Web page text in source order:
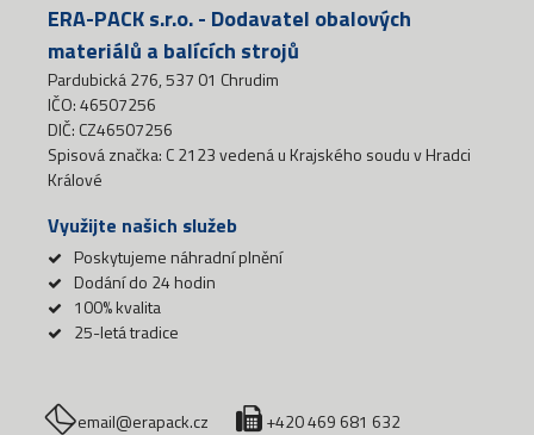
ERA-PACK s.r.o. - Dodavatel obalových
materiálů a balících strojů
Pardubická 276, 537 01 Chrudim
IČO: 46507256
DIČ: CZ46507256
Spisová značka: C 2123 vedená u Krajského soudu v Hradci
Králové
Využijte našich služeb
Poskytujeme náhradní plnění
Dodání do 24 hodin
100% kvalita
25-letá tradice
email@erapack.cz
+420 469 681 632